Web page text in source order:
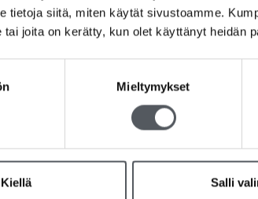
tietoja siitä, miten käytät sivustoamme.
tai joita on kerätty, kun olet käyttänyt heidän
Mieltymykset
Kiellä Salli
käsipyyhepaperi, joka on valmistettu
vaikutelman laadusta. Auki taitettuna Katrin
kätevään kantokahvalliseen säkkiin, joka